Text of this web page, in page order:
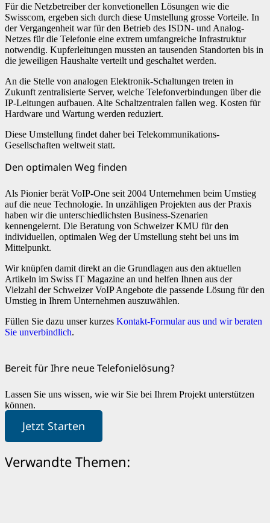
Für die Netzbetreiber der konvetionellen Lösungen wie die
Swisscom, ergeben sich durch diese Umstellung grosse Vorteile. In
der Vergangenheit war für den Betrieb des ISDN- und Analog-
Netzes für die Telefonie eine extrem umfangreiche Infrastruktur
notwendig. Kupferleitungen mussten an tausenden Standorten bis in
die jeweiligen Haushalte verteilt und geschaltet werden.
An die Stelle von analogen Elektronik-Schaltungen treten in
Zukunft zentralisierte Server, welche Telefonverbindungen über die
IP-Leitungen aufbauen. Alte Schaltzentralen fallen weg. Kosten für
Hardware und Wartung werden reduziert.
Diese Umstellung findet daher bei Telekommunikations-
Gesellschaften weltweit statt.
Den optimalen Weg finden
Als Pionier berät VoIP-One seit 2004 Unternehmen beim Umstieg
auf die neue Technologie. In unzähligen Projekten aus der Praxis
haben wir die unterschiedlichsten Business-Szenarien
kennengelernt. Die Beratung von Schweizer KMU für den
individuellen, optimalen Weg der Umstellung steht bei uns im
Mittelpunkt.
Wir knüpfen damit direkt an die Grundlagen aus den aktuellen
Artikeln im Swiss IT Magazine an und helfen Ihnen aus der
Vielzahl der Schweizer VoIP Angebote die passende Lösung für den
Umstieg in Ihrem Unternehmen auszuwählen.
Füllen Sie dazu unser kurzes Kontakt-Formular aus und wir beraten
Sie unverbindlich.
Bereit für Ihre neue Telefonielösung?
Lassen Sie uns wissen, wie wir Sie bei Ihrem Projekt unterstützen
können.
Jetzt Starten
Verwandte Themen: